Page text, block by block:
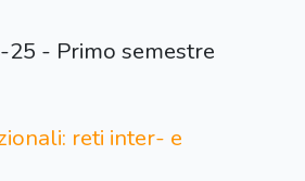
- Primo semestre
reti inter- e